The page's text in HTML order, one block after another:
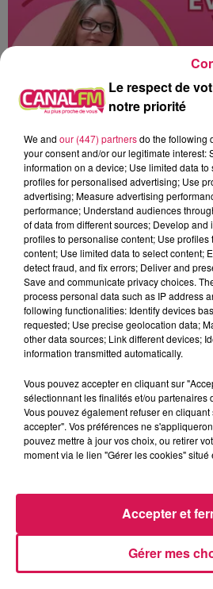
8h00 - 12h00
EVA CHEZ VOUS
9h04
9h04
TOVE LO X STROMAE
Des Fleurs
8h55
8h55
DJ GOJA
Mi Chico
Le respect de
notre priorité
We and our (447) partnersdo the following
your consent and/or our legitimate interest:
information on a device; Use limited data
profiles for personalised advertising; Use
advertising; Measure advertising
performance; Understand audiences
of data from different sources; Develop
profiles to personalise content; Use profiles
content; Use limited data to select content;
detect fraud, and fix errors; Deliver and
Save and communicate privacy choices.
process personal data such as IP address
following functionalities: Identify devices
requested; Use precise geolocation data;
other data sources; Link different devices;
information transmitted automatically.
Vous pouvez accepter en cliquant sur
sélectionnant les finalités et/ou partenaires
Vous pouvez également refuser en
accepter". Vos préférences ne
pouvez mettre à jour vos choix, ou retirer
moment via le lien "Gérer les cookies"
Gérer mes
Accepter et